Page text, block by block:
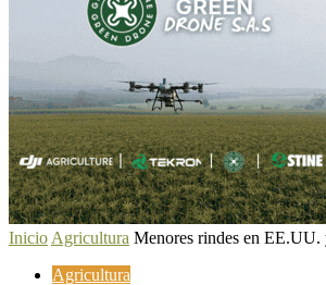
Inicio Agricultura Menores rindes en EE.UU.
Agricultura